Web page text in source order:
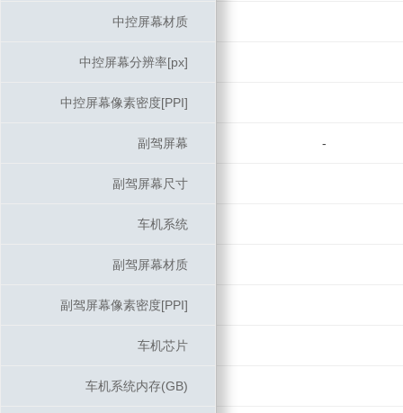
中控屏幕材质
中控屏幕分辨率[px]
中控屏幕像素密度[PPI]
副驾屏幕 -
副驾屏幕尺寸
车机系统
副驾屏幕材质
副驾屏幕像素密度[PPI]
车机芯片
车机系统内存(GB)
中控屏幕材质
中控屏幕分辨率[px]
中控屏幕像素密度[PPI]
副驾屏幕
副驾屏幕尺寸
车机系统
副驾屏幕材质
副驾屏幕像素密度[PPI]
车机芯片
车机系统内存(GB)